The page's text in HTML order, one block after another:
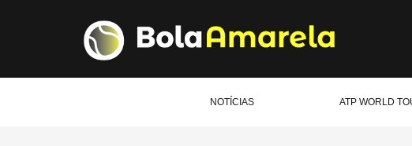
NOTÍCIAS ATP WORLD